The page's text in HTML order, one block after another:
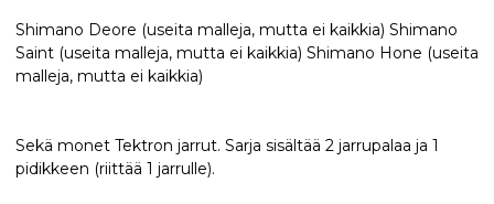
Shimano Deore (useita malleja, mutta ei kaikkia) Shimano
Saint (useita malleja, mutta ei kaikkia) Shimano Hone (useita
malleja, mutta ei kaikkia)
Sekä monet Tektron jarrut. Sarja sisältää 2 jarrupalaa ja 1
pidikkeen (riittää 1 jarrulle).